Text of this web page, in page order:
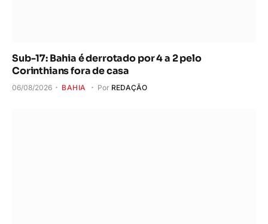
Sub-17: Bahia é derrotado por 4 a 2 pelo
Corinthians fora de casa
06/08/2026 BAHIA Por REDAÇÃO